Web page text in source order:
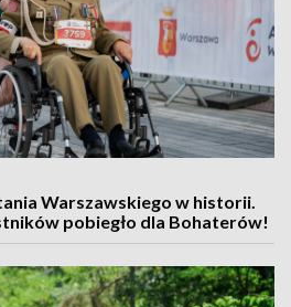
Warszawskiego w historii.
pobiegło dla Bohaterów!